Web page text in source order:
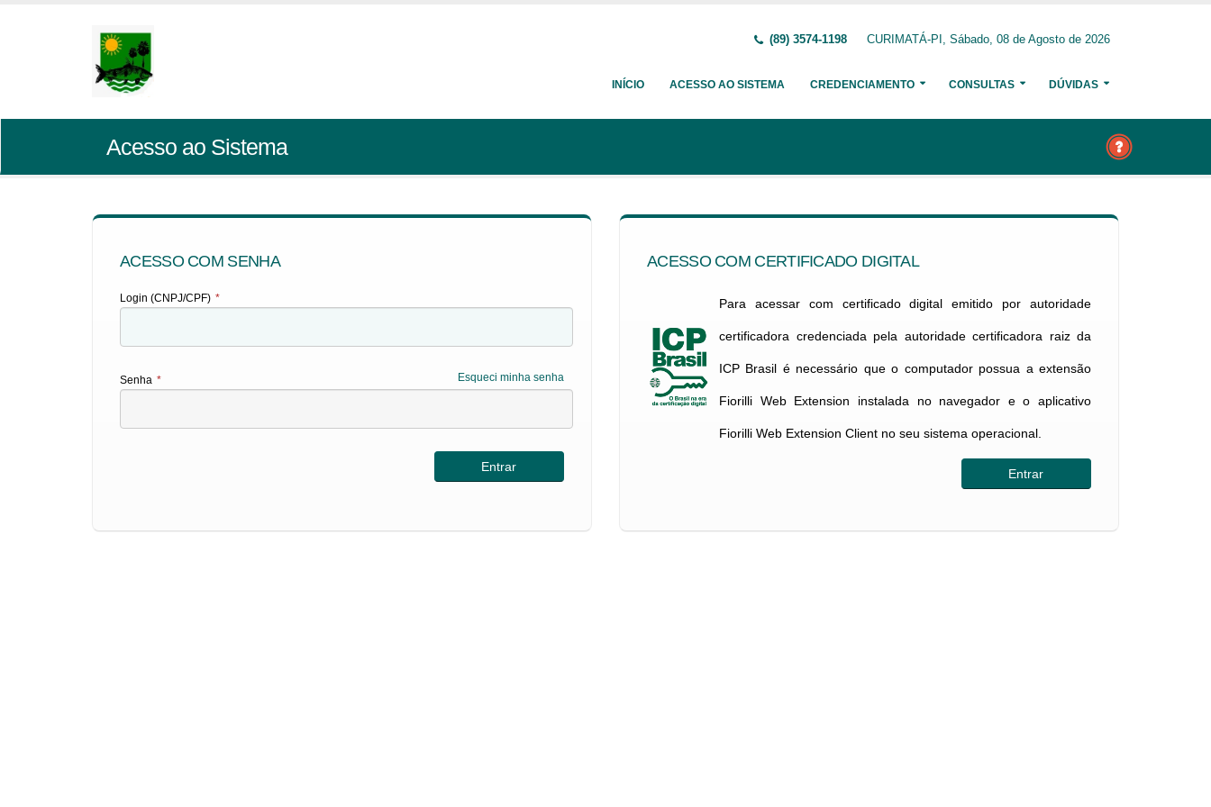
(89) 3574-1198 CURIMATÁ-PI, Sábado, 08 de Agosto de 2026
INÍCIO ACESSO AO SISTEMA CREDENCIAMENTO CONSULTAS DÚVIDAS
Acesso ao Sistema
ACESSO COM SENHA
Login (CNPJ/CPF) *
Esqueci minha senha
Senha *
ACESSO COM CERTIFICADO DIGITAL
Para acessar com certificado digital emitido por autoridade
certificadora credenciada pela autoridade certificadora raiz da
ICP Brasil é necessário que o computador possua a extensão
Fiorilli Web Extension instalada no navegador e o aplicativo
Fiorilli Web Extension Client no seu sistema operacional.